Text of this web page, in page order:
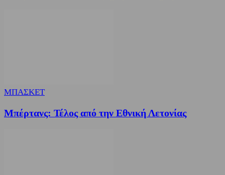
ΜΠΑΣΚΕΤ
Μπέρτανς: Τέλος από την Εθνική Λετονίας